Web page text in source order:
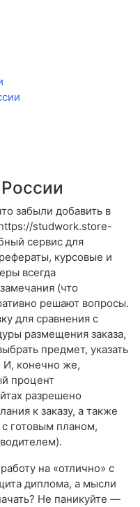
забыли добавить в
studwork.store-
сервис для
курсовые и
всегда
(что
решают вопросы.
для сравнения с
размещения заказа,
предмет, указать
И, конечно же,
процент
разрешено
к заказу, а также
готовым планом,
на «отлично» с
диплома, а мысли
Не паникуйте —